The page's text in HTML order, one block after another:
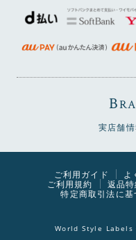
B
実店舗情
ご利用ガイド よ
ご利用規約
返品特
特定商取引法に
World Style Labels